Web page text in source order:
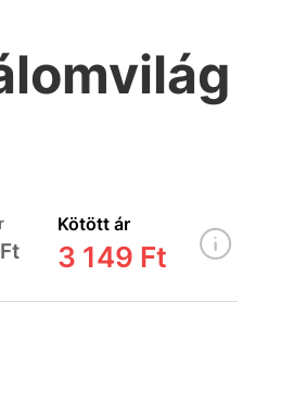
Kötött ár
3 149 Ft